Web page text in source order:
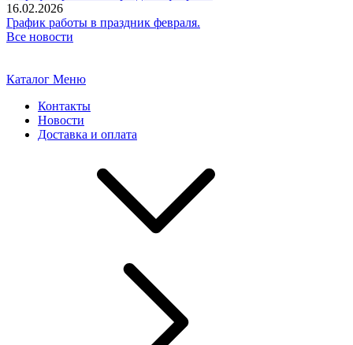
16.02.2026
График работы в праздник февраля.
Все новости
Каталог Меню
Контакты
Новости
Доставка и оплата